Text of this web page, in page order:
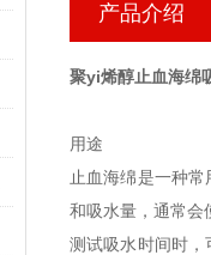
产品介绍
聚yi烯醇止血海绵
用途
止血海绵是一种
和吸水量，通常会
测试吸水时间时